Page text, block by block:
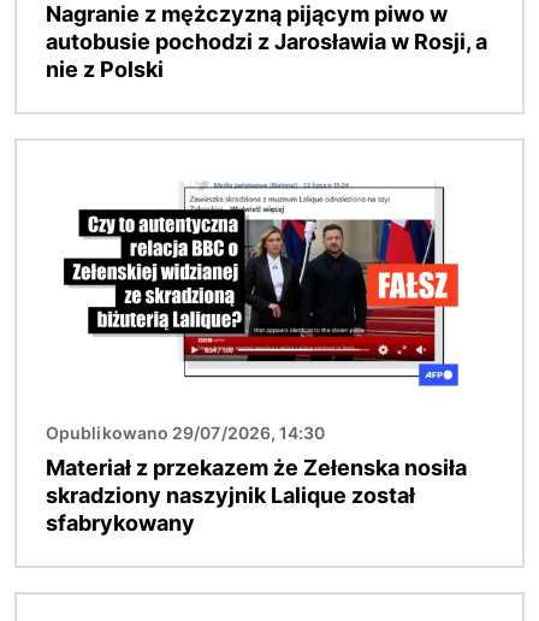
Nagranie z mężczyzną pijącym piwo w
autobusie pochodzi z Jarosławia w Rosji, a
nie z Polski
Opublikowano 29/07/2026, 14:30
Materiał z przekazem że Zełenska nosiła
skradziony naszyjnik Lalique został
sfabrykowany